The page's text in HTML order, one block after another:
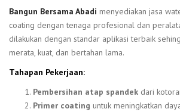
Bangun Bersama Abadi menyediakan jasa
coating dengan tenaga profesional dan
dilakukan dengan standar aplikasi terbaik
merata, kuat, dan bertahan lama.
Tahapan Pekerjaan:
Pembersihan atap spandek dari
Primer coating untuk meningkatkan